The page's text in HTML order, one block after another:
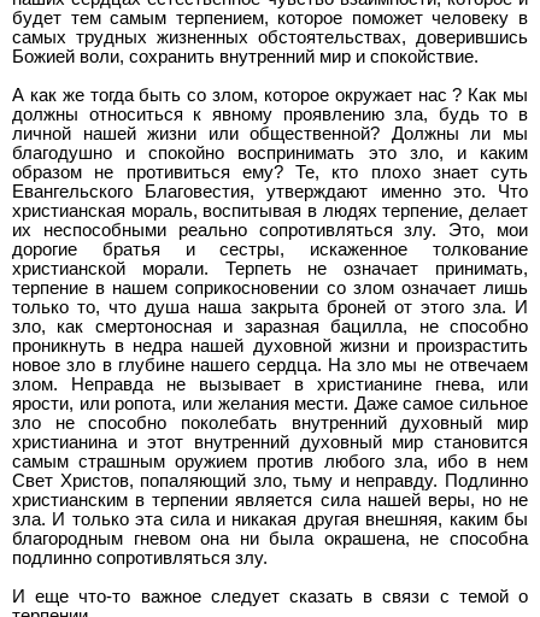
будет тем самым терпением, которое поможет человеку в
самых трудных жизненных обстоятельствах, доверившись
Божией воли, сохранить внутренний мир и спокойствие.
А как же тогда быть со злом, которое окружает нас ? Как мы
должны относиться к явному проявлению зла, будь то в
личной нашей жизни или общественной? Должны ли мы
благодушно и спокойно воспринимать это зло, и каким
образом не противиться ему? Те, кто плохо знает суть
Евангельского Благовестия, утверждают именно это. Что
христианская мораль, воспитывая в людях терпение, делает
их неспособными реально сопротивляться злу. Это, мои
дорогие братья и сестры, искаженное толкование
христианской морали. Терпеть не означает принимать,
терпение в нашем соприкосновении со злом означает лишь
только то, что душа наша закрыта броней от этого зла. И
зло, как смертоносная и заразная бацилла, не способно
проникнуть в недра нашей духовной жизни и произрастить
новое зло в глубине нашего сердца. На зло мы не отвечаем
злом. Неправда не вызывает в христианине гнева, или
ярости, или ропота, или желания мести. Даже самое сильное
зло не способно поколебать внутренний духовный мир
христианина и этот внутренний духовный мир становится
самым страшным оружием против любого зла, ибо в нем
Свет Христов, попаляющий зло, тьму и неправду. Подлинно
христианским в терпении является сила нашей веры, но не
зла. И только эта сила и никакая другая внешняя, каким бы
благородным гневом она ни была окрашена, не способна
подлинно сопротивляться злу.
И еще что-то важное следует сказать в связи с темой о